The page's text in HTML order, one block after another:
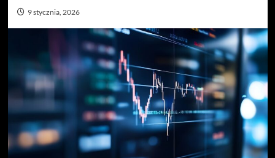
9 stycznia, 2026